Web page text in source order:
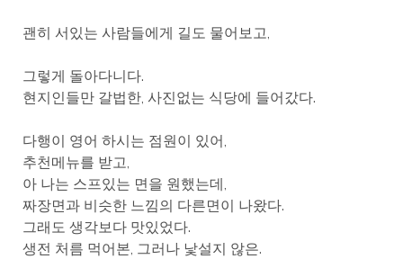
괜히 서있는 사람들에게 길도 물어보고,
그렇게 돌아다니다.
현지인들만 갈법한, 사진없는 식당에 들어갔다.
다행이 영어 하시는 점원이 있어,
추천메뉴를 받고,
아 나는 스프있는 면을 원했는데,
짜장면과 비슷한 느낌의 다른면이 나왔다.
그래도 생각보다 맛있었다.
생전 처름 먹어본, 그러나 낯설지 않은.